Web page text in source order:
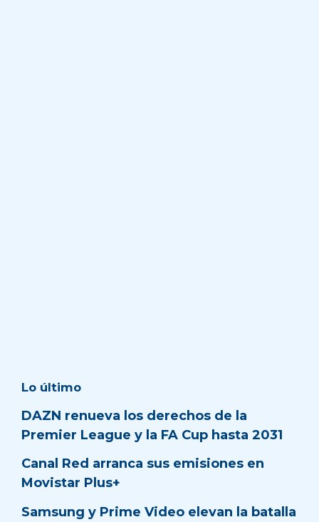
Lo último
DAZN renueva los derechos de la
Premier League y la FA Cup hasta 2031
Canal Red arranca sus emisiones en
Movistar Plus+
Samsung y Prime Video elevan la batalla